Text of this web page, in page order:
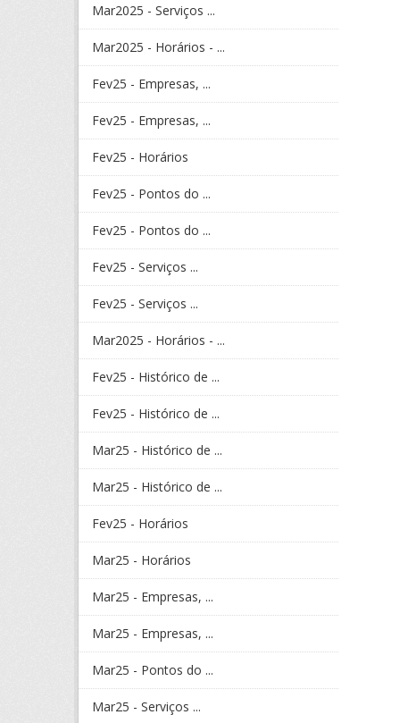
Mar2025 - Serviços ...
Mar2025 - Horários - ...
Fev25 - Empresas, ...
Fev25 - Empresas, ...
Fev25 - Horários
Fev25 - Pontos do ...
Fev25 - Pontos do ...
Fev25 - Serviços ...
Fev25 - Serviços ...
Mar2025 - Horários - ...
Fev25 - Histórico de ...
Fev25 - Histórico de ...
Mar25 - Histórico de ...
Mar25 - Histórico de ...
Fev25 - Horários
Mar25 - Horários
Mar25 - Empresas, ...
Mar25 - Empresas, ...
Mar25 - Pontos do ...
Mar25 - Serviços ...